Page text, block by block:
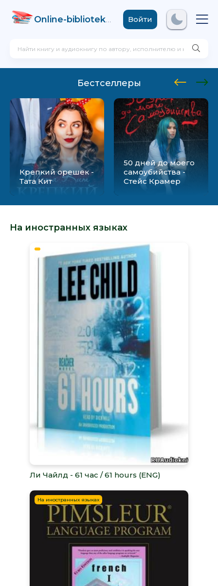
Online-biblioteka .comВойти
Бестселлеры
Крепкий орешек -
Тата Кит
50 дней до моего
самоубийства -
Стейс Крамер
На иностранных языках
Ли Чайлд - 61 час / 61 hours (ENG)
На иностранных языках